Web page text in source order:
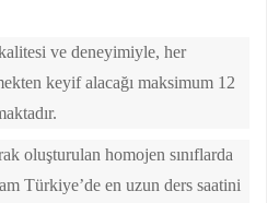
ve deneyimiyle, her
keyif alacağı maksimum 12
oluşturulan homojen sınıflarda
Türkiye’de en uzun ders saatini